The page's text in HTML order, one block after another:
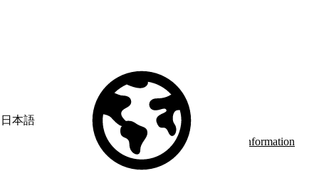
日本語
© Copyright 2026 Salesforce, Inc.All rights reserved
trademarks held by their respective owners. Salesforce, Inc.
Salesforce Tower, 415 Mission Street, 3rd Floor, San Francisco, CA
94105, United States
Terms of ServiceAPI Terms of Service
Privacy Information
Responsible Disclosure TrustContact Use of Cookies
Your Privacy Choices